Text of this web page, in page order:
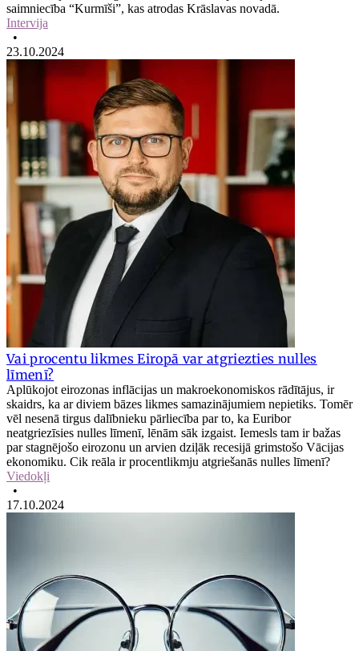
saimniecība “Kurmīši”, kas atrodas Krāslavas novadā.
Intervija
•
23.10.2024
Vai procentu likmes Eiropā var atgriezties nulles
līmenī?
Aplūkojot eirozonas inflācijas un makroekonomiskos rādītājus, ir
skaidrs, ka ar diviem bāzes likmes samazinājumiem nepietiks. Tomēr
vēl nesenā tirgus dalībnieku pārliecība par to, ka Euribor
neatgriezīsies nulles līmenī, lēnām sāk izgaist. Iemesls tam ir bažas
par stagnējošo eirozonu un arvien dziļāk recesijā grimstošo Vācijas
ekonomiku. Cik reāla ir procentlikmju atgriešanās nulles līmenī?
Viedokļi
•
17.10.2024